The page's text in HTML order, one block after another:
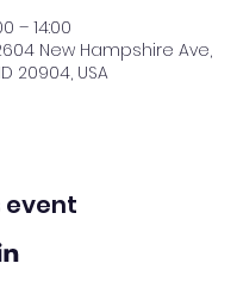
– 14:00
New Hampshire Ave,
20904, USA
event